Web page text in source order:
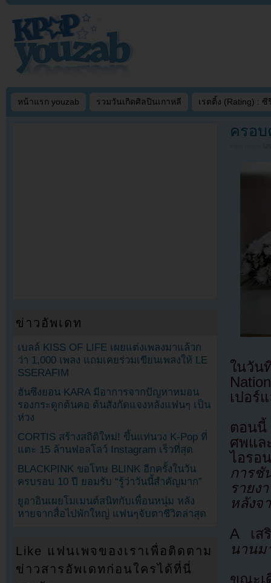
หน้าแรก youzab รวมวันเกิดศิลปินเกาหลี เรตติ้ง (Rating) : ซี
ครอบ
ในวั
เปอร์
ตอนนี้
ศพแล
ไอรอ
การชั
รายง
หลังจ
A เ
นานม
ขณะเ
ข่าวอัพเดท
เบลล์ KISS OF LIFE เผยแต่งเพลงมาแล้วก
ว่า 1,000 เพลง แถมเคยร่วมเขียนเพลงให้ LE
SSERAFIM
ฮันซึงยอน KARA มีอาการจากปัญหาหมอน
รองกระดูกต้นคอ ต้นสังกัดแจงหลังแฟนๆ เป็น
ห่วง
CORTIS สร้างสถิติใหม่! ขึ้นแท่นวง K-Pop ที่
แตะ 15 ล้านฟอลโลว์ Instagram เร็วที่สุด
BLACKPINK ขอโทษ BLINK อีกครั้งในวัน
ครบรอบ 10 ปี ยอมรับ “รู้ว่าวันนี้สำคัญมาก”
ยูอาอินเผยโมเมนต์สนิทกับเพื่อนหนุ่ม หลัง
หายจากสื่อไปพักใหญ่ แฟนๆจับตาชีวิตล่าสุด
Like แฟนเพจของเราเพื่อติดตาม
ข่าวสารอัพเดทก่อนใครได้ที่นี่